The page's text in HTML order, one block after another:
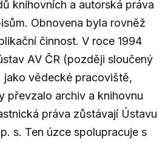
knihovních a autorská práva
Obnovena byla rovněž
činnost. V roce 1994
AV ČR (později sloučený
jako vědecké pracoviště,
převzalo archiv a knihovnu
práva zůstávají Ústavu
s. Ten úzce spolupracuje s